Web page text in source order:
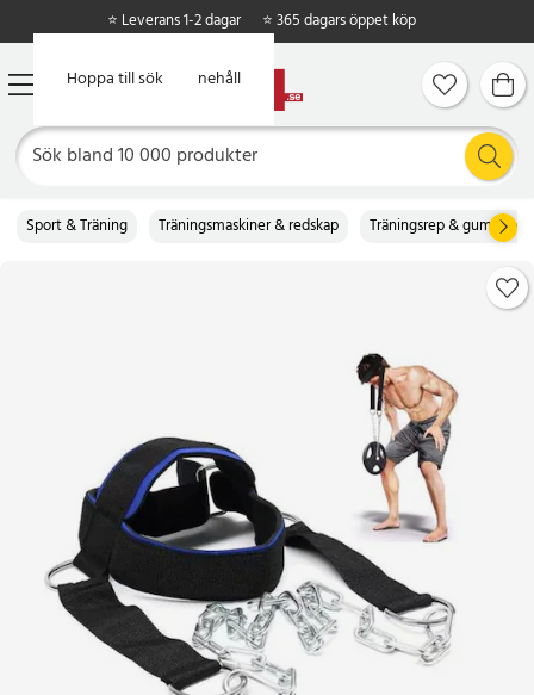
Hoppa till huvudinnehåll
Hoppa till sök
⭐ Leverans 1-2 dagar ⭐ 365 dagars öppet köp
Sport & Träning Träningsmaskiner & redskap Träningsrep &